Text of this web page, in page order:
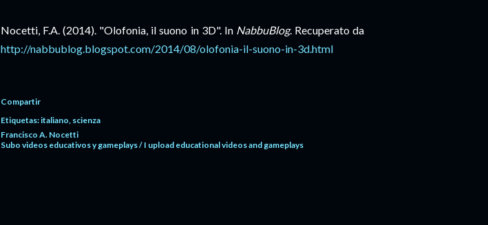
Nocetti, F.A. (2014). "Olofonia, il suono in 3D". In NabbuBlog. Recuperato da
http://nabbublog.blogspot.com/2014/08/olofonia-il-suono-in-3d.html
Compartir
Etiquetas:italiano scienza
Francisco A. Nocetti
Subo videos educativos y gameplays / I upload educational videos and gameplays